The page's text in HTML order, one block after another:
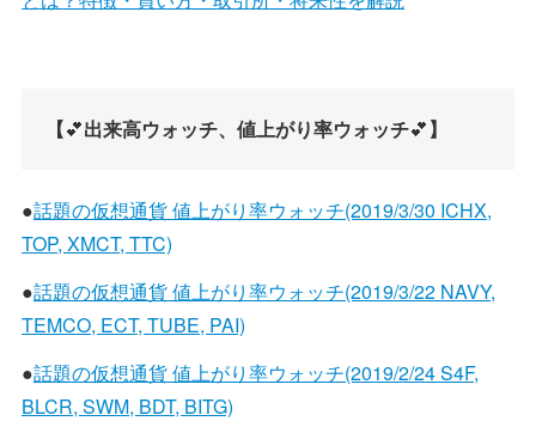
【💕出来高ウォッチ、値上がり率ウォッチ💕】
●話題の仮想通貨 値上がり率ウォッチ(2019/3/30 ICHX,
TOP, XMCT, TTC)
●話題の仮想通貨 値上がり率ウォッチ(2019/3/22 NAVY,
TEMCO, ECT, TUBE, PAI)
●話題の仮想通貨 値上がり率ウォッチ(2019/2/24 S4F,
BLCR, SWM, BDT, BITG)